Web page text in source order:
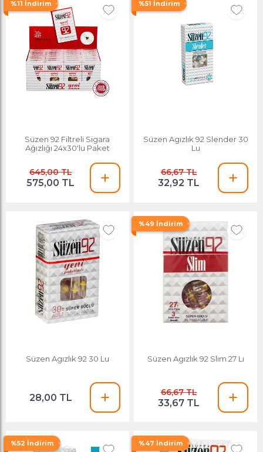
%11 İndirim
Süzen 92 Filtreli Sigara
Ağızlığı 24x30'lu Paket
645,00 TL
575,00 TL
%51 İndirim
Süzen Agızlık 92 Slender 30
Lu
66,67 TL
32,92 TL
Süzen Agızlık 92 30 Lu
28,00 TL
%49 İndirim
Süzen Agızlık 92 Slım 27 Lı
66,67 TL
33,67 TL
%52 İndirim %47 İndirim